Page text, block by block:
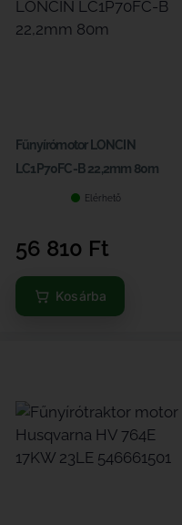
Fűnyírómotor LONCIN
LC1P70FC-B 22,2mm 80m
Elérhető
56 810 Ft
Kosárba